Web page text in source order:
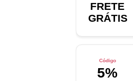
FRETE
GRÁTIS
Código
5%